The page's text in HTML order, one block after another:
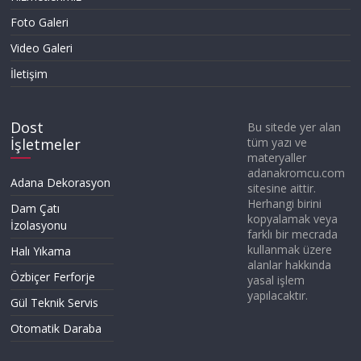
Foto Galeri
Video Galeri
İletişim
Dost
İşletmeler
Adana Dekorasyon
Dam Çatı
İzolasyonu
Halı Yıkama
Özbiçer Ferforje
Gül Teknik Servis
Otomatik Daraba
Bu sitede yer alan
tüm yazı ve
materyaller
adanakromcu.com
sitesine aittir.
Herhangi birini
kopyalamak veya
farklı bir mecrada
kullanmak üzere
alanlar hakkında
yasal işlem
yapılacaktır.